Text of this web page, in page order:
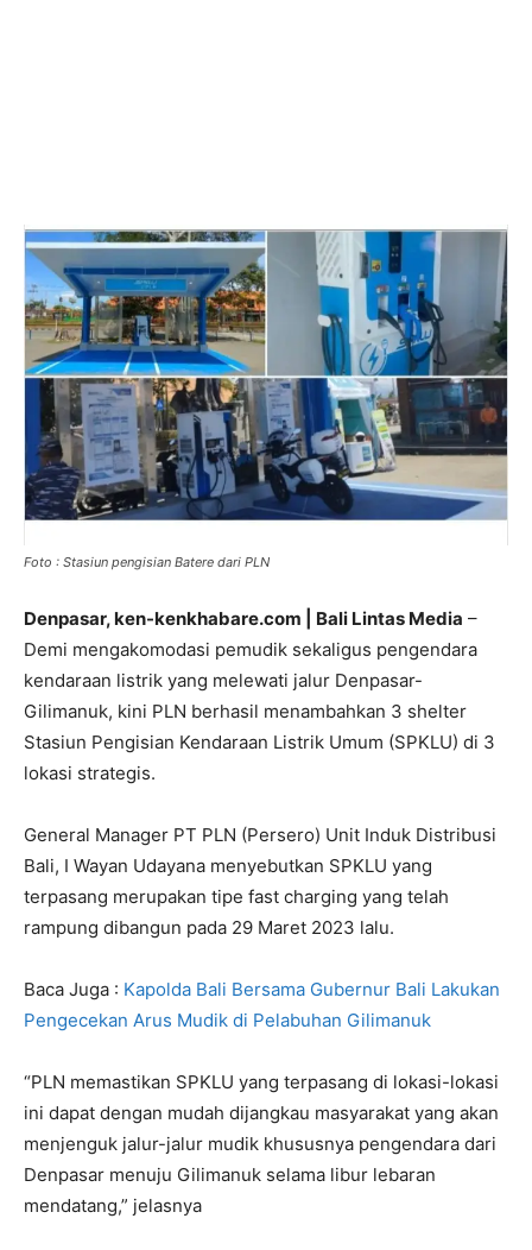
Foto : Stasiun pengisian Batere dari PLN
Denpasar, ken-kenkhabare.com | Bali Lintas Media –
Demi mengakomodasi pemudik sekaligus pengendara
kendaraan listrik yang melewati jalur Denpasar-
Gilimanuk, kini PLN berhasil menambahkan 3 shelter
Stasiun Pengisian Kendaraan Listrik Umum (SPKLU) di 3
lokasi strategis.
General Manager PT PLN (Persero) Unit Induk Distribusi
Bali, I Wayan Udayana menyebutkan SPKLU yang
terpasang merupakan tipe fast charging yang telah
rampung dibangun pada 29 Maret 2023 lalu.
Baca Juga : Kapolda Bali Bersama Gubernur Bali Lakukan
Pengecekan Arus Mudik di Pelabuhan Gilimanuk
“PLN memastikan SPKLU yang terpasang di lokasi-lokasi
ini dapat dengan mudah dijangkau masyarakat yang akan
menjenguk jalur-jalur mudik khususnya pengendara dari
Denpasar menuju Gilimanuk selama libur lebaran
mendatang,” jelasnya